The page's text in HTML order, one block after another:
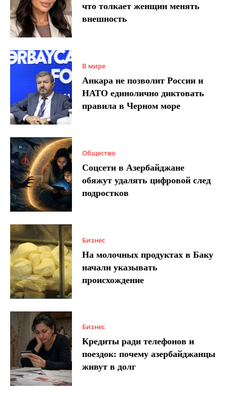
что толкает женщин менять
внешность
В мире
Анкара не позволит России и
НАТО единолично диктовать
правила в Черном море
Общество
Соцсети в Азербайджане
обяжут удалять цифровой след
подростков
Бизнес
На молочных продуктах в Баку
начали указывать
происхождение
Бизнес
Кредиты ради телефонов и
поездок: почему азербайджанцы
живут в долг